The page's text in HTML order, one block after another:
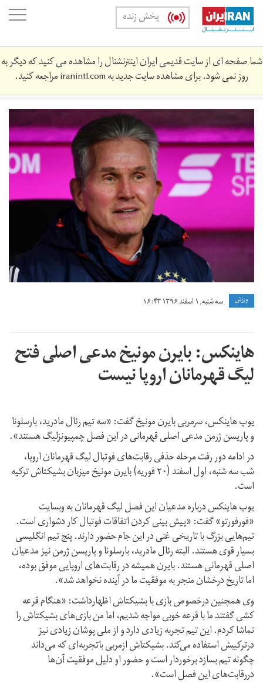
Skip
main
content
پخش زنده
شما صفحه ای از سایت قدیمی ایران اینترنشنال را مشاهده می کنید که دیگر به
روز نمی شود. برای مشاهده سایت جدید بهiranintl.comمراجعه کنید.
juppheynckes-
ورزش سه شنبه, ۱ اسفند ۱۳۹۶ ۱۶:۴۳
هاینکس: بایرن مونیخ مدعی اصلی فتح
لیگ قهرمانان اروپا نیست
یوپ هاینکس، سرمربی بایرن مونیخ گفت: «سه تیم رئال مادرید، بارسلونا
و پاریسن ژرمن مدعی اصلی قهرمانی در این فصل چمپیونزلیگ هستند».
در ادامه دور رفت مرحله حذفی رقابت‌های فوتبال لیگ قهرمانان اروپا،
شب سه شنبه، اول اسفند (۲۰ فوریه) بایرن مونیخ میزبان بشیکتاش ترکیه
است.
یوپ هاینکس درباره مدعیان این فصل لیگ قهرمانان به وبسایت
«فورفورتو» گفت: «پیش بینی کردن اتفاقات فوتبال کار دشواری است.
تیم‌هایی بزرگ با تاریخی غنی در این جام حضور دارند. پنج تیم انگلیسی
بسیار قوی هستند. البته رئال مادرید، بارسلونا و پاریسن ژرمن نیز مدعیان
اصلی قهرمانی هستند. بایرن همیشه در رقابت‌های اروپایی موفق بوده،
اما تاریخ درخشان منجر به موفقیت ما در آینده نخواهد شد».
وی همچنین درخصوص بازی با بشیکتاش اظهارداشت: «هنگام قرعه
کشی گفتند ما با قرعه خوبی مواجه شدیم، اما من بازی‌های بشیکتاش را
تماشا کردم. این تیم تجربه زیادی دارد و از ملی پوشان زیادی نیز
درترکیبش استفاده می‌کند. بشیکتاش ازمربی باتجربه‌ای که می‌داند
چگونه تیم بسازد برخوردار است و حضور او دلیل موفقیت آن‌ها
دررقابت‌های این فصل است».